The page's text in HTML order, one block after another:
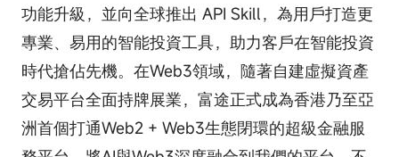
功能升級，並向全球推出 API Skill，為用戶打造更
專業、易用的智能投資工具，助力客戶在智能投資
時代搶佔先機。在Web3領域，隨著自建虛擬資產
交易平台全面持牌展業，富途正式成為香港乃至亞
洲首個打通Web2 + Web3生態閉環的超級金融服